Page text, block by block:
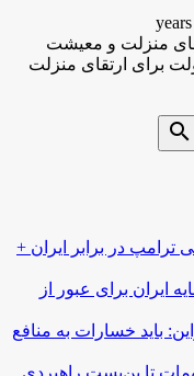
منزلت و معیشت
برای ارتقای منزلت
search
ترامپ در برابر ایران +
ایران برای عبور از
باید خسارات به منافع